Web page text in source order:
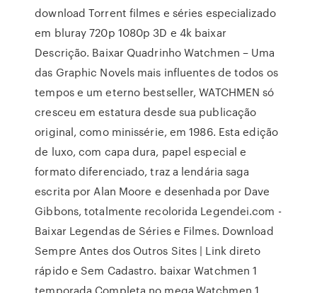
download Torrent filmes e séries especializado
em bluray 720p 1080p 3D e 4k baixar
Descrição. Baixar Quadrinho Watchmen – Uma
das Graphic Novels mais influentes de todos os
tempos e um eterno bestseller, WATCHMEN só
cresceu em estatura desde sua publicação
original, como minissérie, em 1986. Esta edição
de luxo, com capa dura, papel especial e
formato diferenciado, traz a lendária saga
escrita por Alan Moore e desenhada por Dave
Gibbons, totalmente recolorida Legendei.com -
Baixar Legendas de Séries e Filmes. Download
Sempre Antes dos Outros Sites | Link direto
rápido e Sem Cadastro. baixar Watchmen 1
temporada Completa no mega,Watchmen 1